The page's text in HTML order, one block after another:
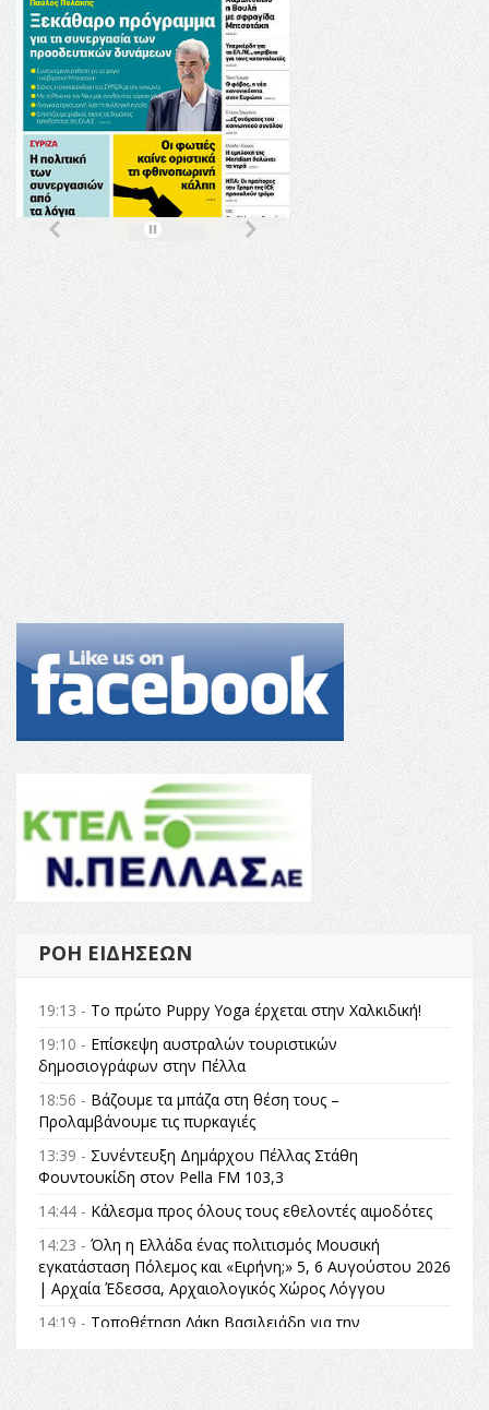
ΡΟΉ ΕΙΔΉΣΕΩΝ
19:13 - Το πρώτο Puppy Yoga έρχεται στην Χαλκιδική!
19:10 - Επίσκεψη αυστραλών τουριστικών
δημοσιογράφων στην Πέλλα
18:56 - Βάζουμε τα μπάζα στη θέση τους –
Προλαμβάνουμε τις πυρκαγιές
13:39 - Συνέντευξη Δημάρχου Πέλλας Στάθη
Φουντουκίδη στον Pella FM 103,3
14:44 - Κάλεσμα προς όλους τους εθελοντές αιμοδότες
14:23 - Όλη η Ελλάδα ένας πολιτισμός Μουσική
εγκατάσταση Πόλεμος και «Ειρήνη;» 5, 6 Αυγούστου 2026
| Αρχαία Έδεσσα, Αρχαιολογικός Χώρος Λόγγου
14:19 - Τοποθέτηση Λάκη Βασιλειάδη για την
Αναθεώρηση του Συντάγματος: «Σε τέτοιες κορυφαίες
θεσμικές διαδικασίες υπάρχει μόνο η ευθύνη απέναντι
στις επόμενες γενιές»